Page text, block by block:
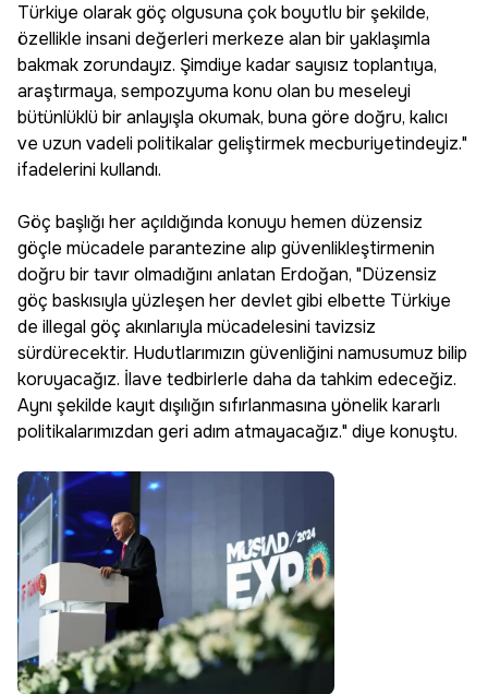
Türkiye olarak göç olgusuna çok boyutlu bir şekilde,
özellikle insani değerleri merkeze alan bir yaklaşımla
bakmak zorundayız. Şimdiye kadar sayısız toplantıya,
araştırmaya, sempozyuma konu olan bu meseleyi
bütünlüklü bir anlayışla okumak, buna göre doğru, kalıcı
ve uzun vadeli politikalar geliştirmek mecburiyetindeyiz."
ifadelerini kullandı.
Göç başlığı her açıldığında konuyu hemen düzensiz
göçle mücadele parantezine alıp güvenlikleştirmenin
doğru bir tavır olmadığını anlatan Erdoğan, "Düzensiz
göç baskısıyla yüzleşen her devlet gibi elbette Türkiye
de illegal göç akınlarıyla mücadelesini tavizsiz
sürdürecektir. Hudutlarımızın güvenliğini namusumuz bilip
koruyacağız. İlave tedbirlerle daha da tahkim edeceğiz.
Aynı şekilde kayıt dışılığın sıfırlanmasına yönelik kararlı
politikalarımızdan geri adım atmayacağız." diye konuştu.